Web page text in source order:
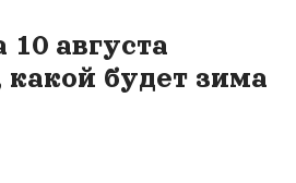
10 августа
будет зима